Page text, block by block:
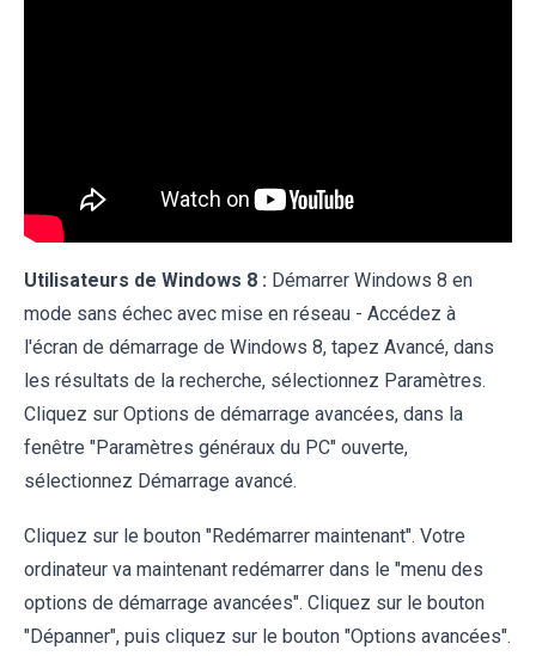
Utilisateurs de Windows 8 : Démarrer Windows 8 en
mode sans échec avec mise en réseau - Accédez à
l'écran de démarrage de Windows 8, tapez Avancé, dans
les résultats de la recherche, sélectionnez Paramètres.
Cliquez sur Options de démarrage avancées, dans la
fenêtre "Paramètres généraux du PC" ouverte,
sélectionnez Démarrage avancé.
Cliquez sur le bouton "Redémarrer maintenant". Votre
ordinateur va maintenant redémarrer dans le "menu des
options de démarrage avancées". Cliquez sur le bouton
"Dépanner", puis cliquez sur le bouton "Options avancées".